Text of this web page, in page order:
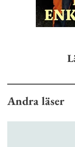
Andra läser